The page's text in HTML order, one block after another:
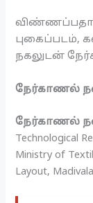
புகைப்படம்,
நகலுடன்
நேர்காணல்
நேர்காணல்
Technological
Ministry of
Layout,